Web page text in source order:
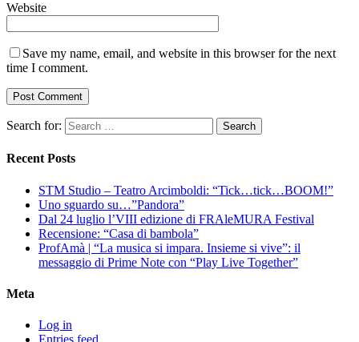
Website
Save my name, email, and website in this browser for the next
time I comment.
Search for:
Recent Posts
STM Studio – Teatro Arcimboldi: “Tick…tick…BOOM!”
Uno sguardo su…”Pandora”
Dal 24 luglio l’VIII edizione di FRAleMURA Festival
Recensione: “Casa di bambola”
ProfAmà | “La musica si impara. Insieme si vive”: il
messaggio di Prime Note con “Play Live Together”
Meta
Log in